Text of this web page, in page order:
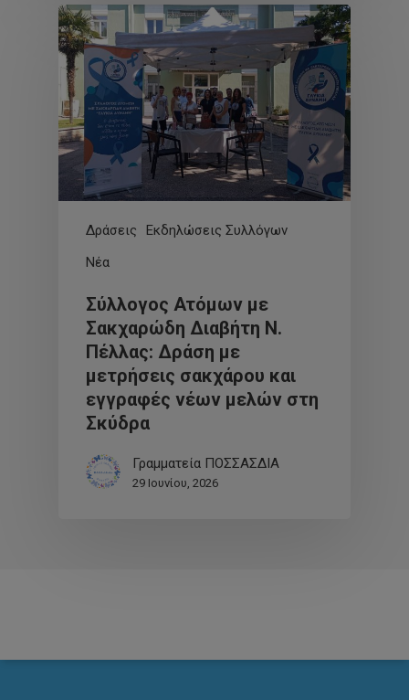
Δράσεις
Εκδηλώσεις Συλλόγων
Νέα
Σύλλογος Ατόμων με
Σακχαρώδη Διαβήτη Ν.
Πέλλας: Δράση με
μετρήσεις σακχάρου και
εγγραφές νέων μελών στη
Σκύδρα
Γραμματεία ΠΟΣΣΑΣΔΙΑ
29 Ιουνίου, 2026